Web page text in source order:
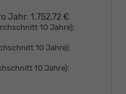
Jahr: 1.752,72 €
10 Jahre):
10 Jahre):
10 Jahre):